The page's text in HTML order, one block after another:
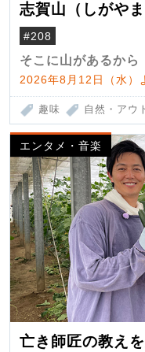
志賀山（しがや
#208
そこに山があるから
2026年8月12日（水）
趣味 自然・アウ
エンタメ・音楽
亡き師匠の教え